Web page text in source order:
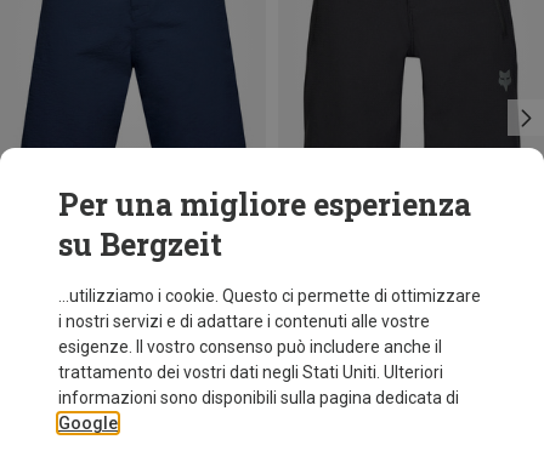
Risparmi 27%
Per una migliore esperienza
su Bergzeit
...utilizziamo i cookie. Questo ci permette di ottimizzare
i nostri servizi e di adattare i contenuti alle vostre
esigenze. Il vostro consenso può includere anche il
trattamento dei vostri dati negli Stati Uniti. Ulteriori
informazioni sono disponibili sulla pagina dedicata di
Google